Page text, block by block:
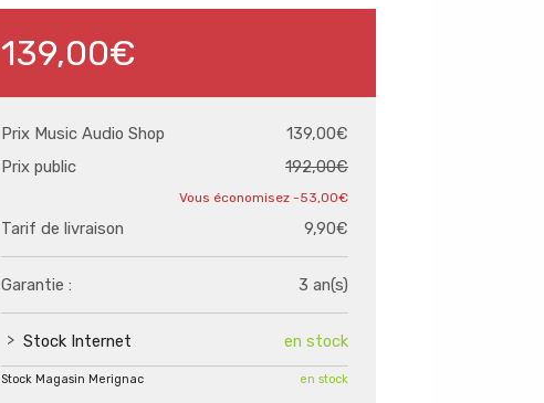
139,00€
Prix Music Audio Shop
139,00€
Prix public
192,00€
-53,00€
Tarif de livraison 9,90€
Garantie : 3 an(s)
Stock Internet en stock
Stock Magasin Merignac en stock